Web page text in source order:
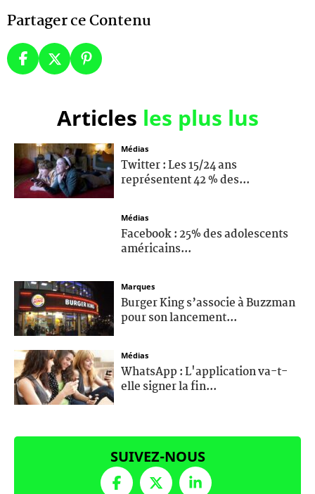
Partager ce Contenu
Articles les plus lus
Médias
Twitter : Les 15/24 ans
représentent 42 % des...
Médias
Facebook : 25% des adolescents
américains...
Marques
Burger King s’associe à Buzzman
pour son lancement...
Médias
WhatsApp : L'application va-t-
elle signer la fin...
SUIVEZ-NOUS